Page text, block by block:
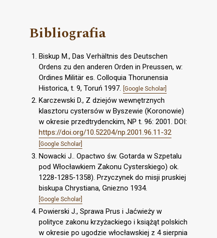
Bibliografia
Biskup M., Das Verhältnis des Deutschen
Ordens zu den anderen Orden in Preussen, w:
Ordines Militär es. Colloquia Thorunensia
Historica, t. 9, Toruń 1997.
[Google Scholar]
Karczewski D., Z dziejów wewnętrznych
klasztoru cystersów w Byszewie (Koronowie)
w okresie przedtrydenckim, NP t. 96: 2001. DOI:
https://doi.org/10.52204/np.2001.96.11-32
[Google Scholar]
Nowacki J.. Opactwo św. Gotarda w Szpetalu
pod Włocławkiem Zakonu Cysterskiego) ok.
1228-1285-1358). Przyczynek do misji pruskiej
biskupa Chrystiana, Gniezno 1934.
[Google Scholar]
Powierski J., Sprawa Prus i Jaćwieży w
polityce zakonu krzyżackiego i książąt polskich
w okresie po ugodzie włocławskiej z 4 sierpnia